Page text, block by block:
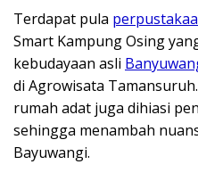
Terdapat pula
Smart Kampung Osing
kebudayaan asli
di Agrowisata
rumah adat juga dihiasi
sehingga menambah
Bayuwangi.